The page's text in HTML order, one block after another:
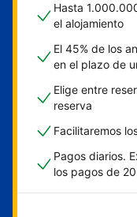
Hasta
el alojamiento
El 45% de los
en el plazo de
Elige entre
reserva
Facilitaremos
Pagos diarios.
los pagos de